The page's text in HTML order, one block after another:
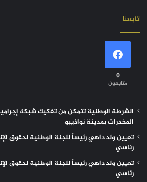
تابعنا
0
متابعون
الشرطة الوطنية تتمكن من تفكيك شبكة
المخدرات بمدينة نواذيبو
تعيين ولد داهي رئيساً للجنة الوطنية لحقوق
رئاسي
تعيين ولد داهي رئيساً للجنة الوطنية لحقوق
رئاسي